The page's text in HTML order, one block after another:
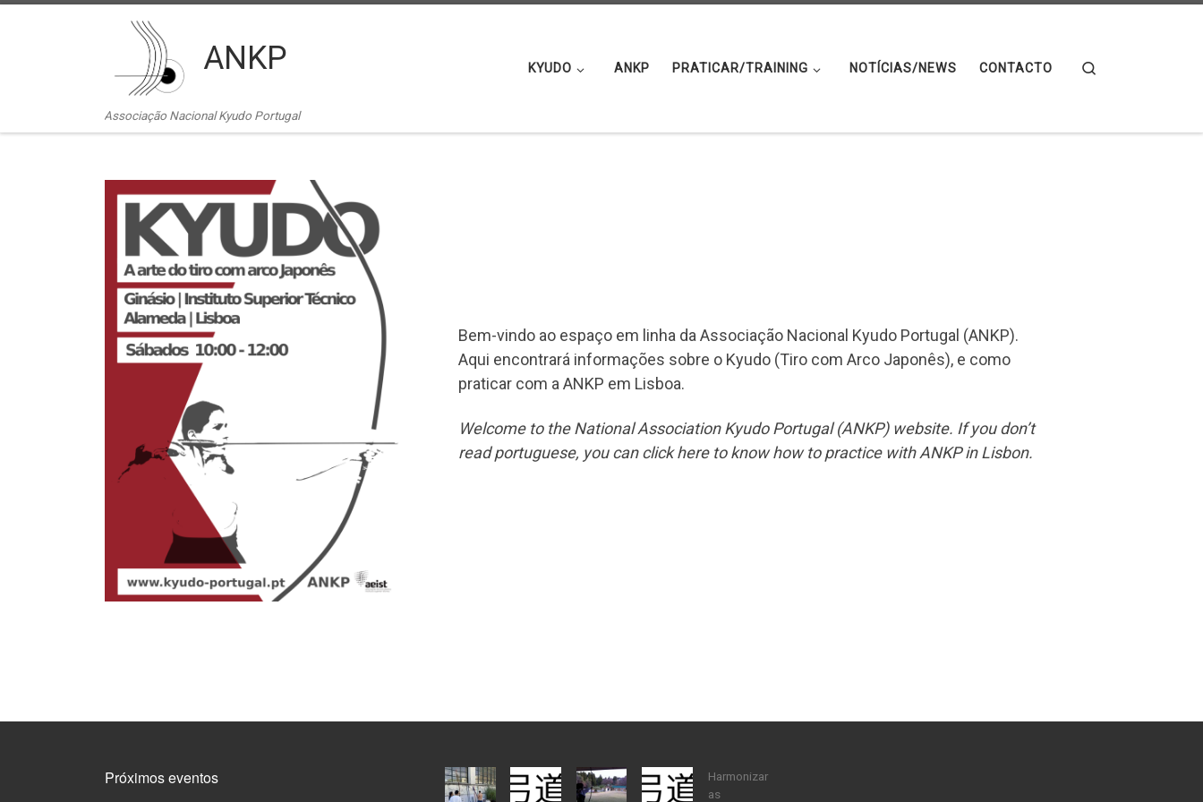
ANKP
Associação Nacional Kyudo Portugal
KYUDO ANKP PRATICAR/TRAINING NOTÍCIAS/NEWS CONTACTO
Bem-vindo ao espaço em linha da Associação Nacional Kyudo Portugal (ANKP).
Aqui encontrará informações sobre o Kyudo (Tiro com Arco Japonês), e como
praticar com a ANKP em Lisboa.
Welcome to the National Association Kyudo Portugal (ANKP) website. If you don’t
read portuguese, you can click here to know how to practice with ANKP in Lisbon.
Próximos eventos
Harmonizar
as